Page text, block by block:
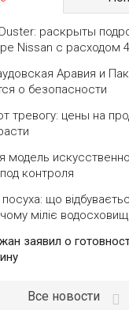
раскрыты
Nissan с расходом
Аравия и
о безопасности
тревогу: цены на
модель
контроля
посуха: що
міліє
заявил о
Все новости